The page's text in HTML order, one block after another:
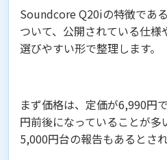
Soundcore Q20iの特徴であ
ついて、公開されている仕様
選びやすい形で整理します。
まず価格は、定価が6,990円
円前後になっていることが
5,000円台の報告もあるとさ